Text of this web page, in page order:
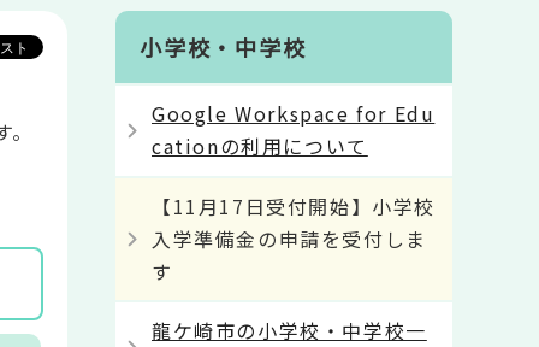
小学校・中学校
Google Workspace for Edu
cationの利用について
【11月17日受付開始】小学校
入学準備金の申請を受付しま
す
龍ケ崎市の小学校・中学校一